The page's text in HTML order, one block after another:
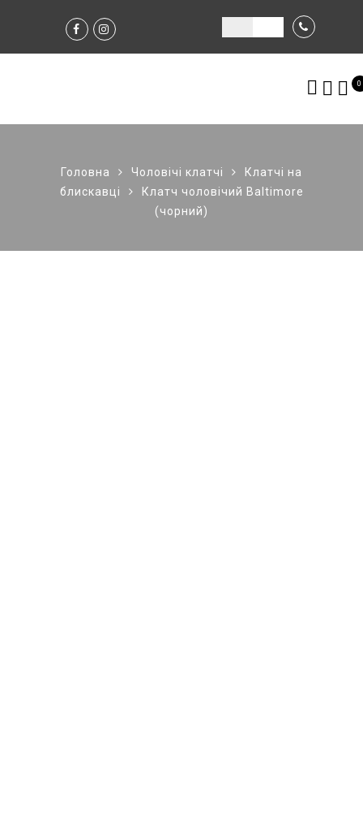
0
Головна Чоловічі клатчі
Клатчі на
блискавці
Клатч чоловічий Baltimore
(чорний)